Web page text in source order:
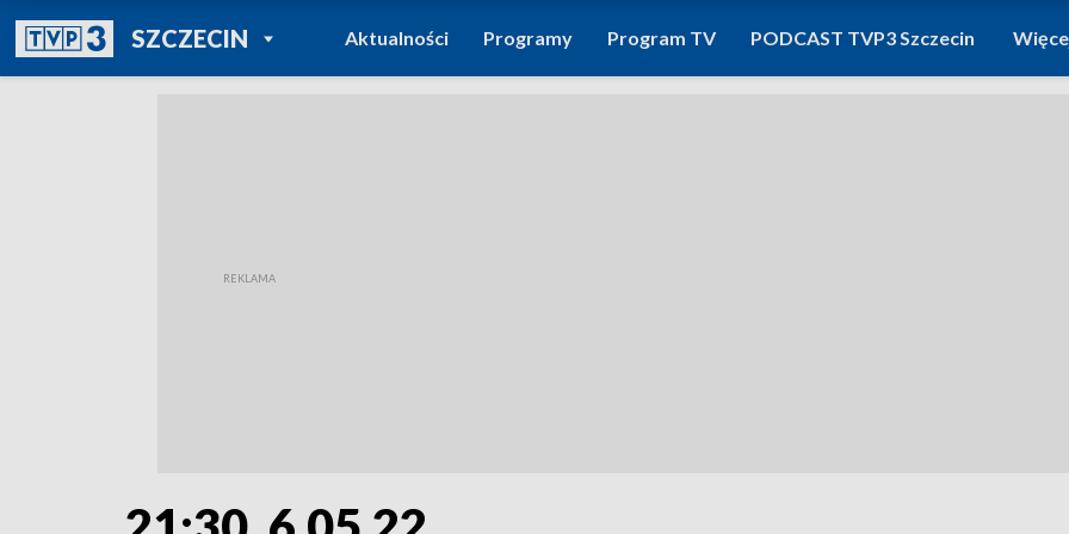
SZCZECINPOWRÓT DO
TVP REGIONY
Aktualności Programy Program TV PODCAST TVP3 Szczecin